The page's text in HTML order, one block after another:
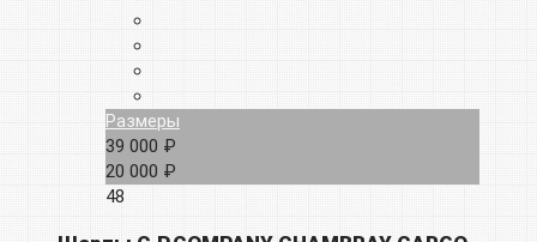
Размеры
39 000 ₽
20 000 ₽
48